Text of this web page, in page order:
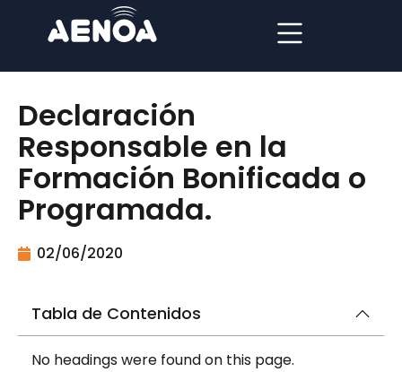
Declaración
Responsable en la
Formación Bonificada o
Programada.
02/06/2020
Tabla de Contenidos
No headings were found on this page.